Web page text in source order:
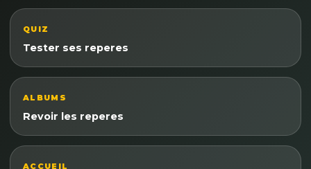
QUIZ
Tester ses reperes
ALBUMS
Revoir les reperes
ACCUEIL